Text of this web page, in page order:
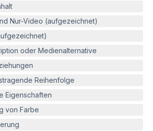
Nur-Video (aufgezeichnet)
oder Medienalternative
Reihenfolge
Eigenschaften
von Farbe